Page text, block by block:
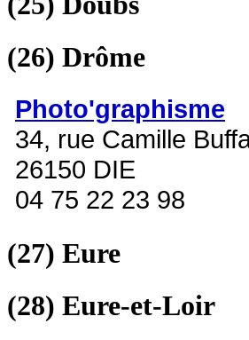
(26) Drôme
Photo'graphisme
34, rue Camille
26150 DIE
04 75 22 23 98
(27) Eure
(28) Eure-et-Loir